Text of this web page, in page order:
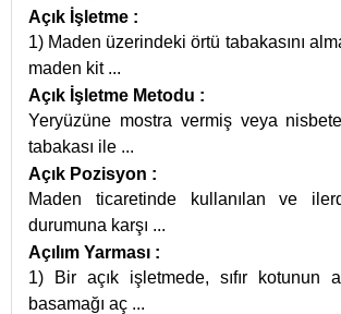
Açık İşletme :
1) Maden üzerindeki örtü tabakasını
maden kit ...
Açık İşletme Metodu :
Yeryüzüne mostra vermiş veya
tabakası ile ...
Açık Pozisyon :
Maden ticaretinde kullanılan ve
durumuna karşı ...
Açılım Yarması :
1) Bir açık işletmede, sıfır kotunun
basamağı aç ...